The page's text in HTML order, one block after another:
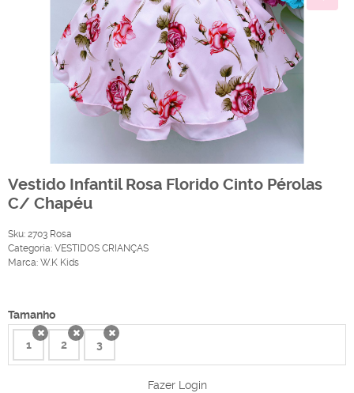
Vestido Infantil Rosa Florido Cinto Pérolas
C/ Chapéu
Sku: 2703 Rosa
Categoria: VESTIDOS CRIANÇAS
Marca: W.K Kids
Tamanho
1 2 3
Fazer Login